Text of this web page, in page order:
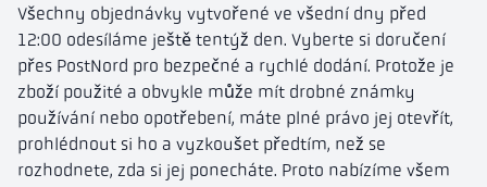
Všechny objednávky vytvořené ve všední dny před
12:00 odesíláme ještě tentýž den. Vyberte si doručení
přes PostNord pro bezpečné a rychlé dodání. Protože je
zboží použité a obvykle může mít drobné známky
používání nebo opotřebení, máte plné právo jej otevřít,
prohlédnout si ho a vyzkoušet předtím, než se
rozhodnete, zda si jej ponecháte. Proto nabízíme všem